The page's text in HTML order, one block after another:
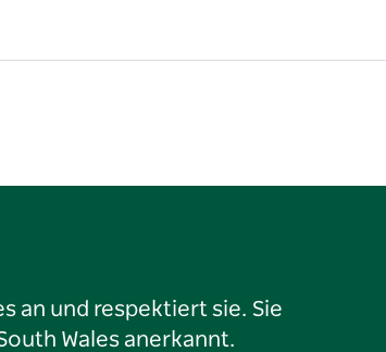
an und respektiert sie. Sie
Wales anerkannt.